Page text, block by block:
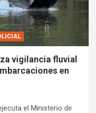
vigilancia fluvial
en
el Ministerio de